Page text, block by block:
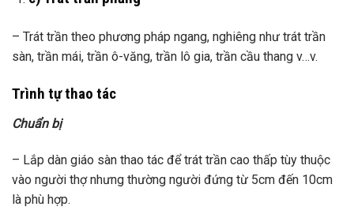
– Trát trần theo phương pháp ngang, nghiêng như trát trần
sàn, trần mái, trần ô-văng, trần lô gia, trần cầu thang v…v.
Trình tự thao tác
Chuẩn bị
– Lắp dàn giáo sàn thao tác để trát trần cao thấp tùy thuộc
vào người thợ nhưng thường người đứng từ 5cm đến 10cm
là phù hợp.